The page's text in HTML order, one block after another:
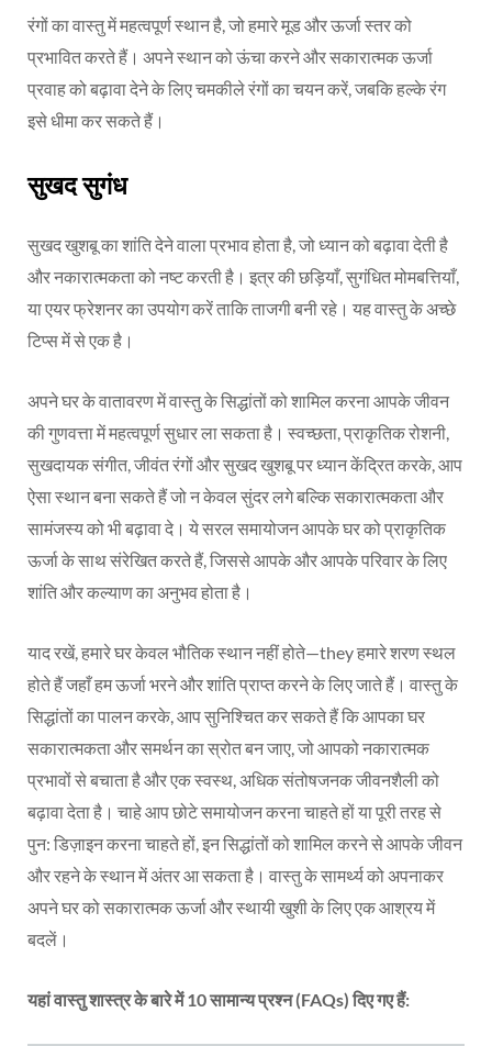
रंगों का वास्तु में महत्वपूर्ण स्थान है, जो हमारे मूड और ऊर्जा स्तर को
प्रभावित करते हैं। अपने स्थान को ऊंचा करने और सकारात्मक ऊर्जा
प्रवाह को बढ़ावा देने के लिए चमकीले रंगों का चयन करें, जबकि हल्के रंग
इसे धीमा कर सकते हैं।
सुखद सुगंध
सुखद खुशबू का शांति देने वाला प्रभाव होता है, जो ध्यान को बढ़ावा देती है
और नकारात्मकता को नष्ट करती है। इत्र की छड़ियाँ, सुगंधित मोमबत्तियाँ,
या एयर फ्रेशनर का उपयोग करें ताकि ताजगी बनी रहे। यह वास्तु के अच्छे
टिप्स में से एक है।
अपने घर के वातावरण में वास्तु के सिद्धांतों को शामिल करना आपके जीवन
की गुणवत्ता में महत्वपूर्ण सुधार ला सकता है। स्वच्छता, प्राकृतिक रोशनी,
सुखदायक संगीत, जीवंत रंगों और सुखद खुशबू पर ध्यान केंद्रित करके, आप
ऐसा स्थान बना सकते हैं जो न केवल सुंदर लगे बल्कि सकारात्मकता और
सामंजस्य को भी बढ़ावा दे। ये सरल समायोजन आपके घर को प्राकृतिक
ऊर्जा के साथ संरेखित करते हैं, जिससे आपके और आपके परिवार के लिए
शांति और कल्याण का अनुभव होता है।
याद रखें, हमारे घर केवल भौतिक स्थान नहीं होते—they हमारे शरण स्थल
होते हैं जहाँ हम ऊर्जा भरने और शांति प्राप्त करने के लिए जाते हैं। वास्तु के
सिद्धांतों का पालन करके, आप सुनिश्चित कर सकते हैं कि आपका घर
सकारात्मकता और समर्थन का स्रोत बन जाए, जो आपको नकारात्मक
प्रभावों से बचाता है और एक स्वस्थ, अधिक संतोषजनक जीवनशैली को
बढ़ावा देता है। चाहे आप छोटे समायोजन करना चाहते हों या पूरी तरह से
पुन: डिज़ाइन करना चाहते हों, इन सिद्धांतों को शामिल करने से आपके जीवन
और रहने के स्थान में अंतर आ सकता है। वास्तु के सामर्थ्य को अपनाकर
अपने घर को सकारात्मक ऊर्जा और स्थायी खुशी के लिए एक आश्रय में
बदलें।
यहां वास्तु शास्त्र के बारे में 10 सामान्य प्रश्न (FAQs) दिए गए हैं: